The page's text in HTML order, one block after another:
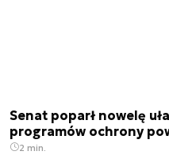
Senat poparł nowelę
programów ochrony
2 min.